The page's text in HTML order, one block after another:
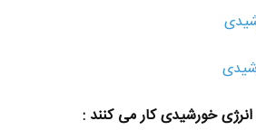
خورشیدی کار می کنند :